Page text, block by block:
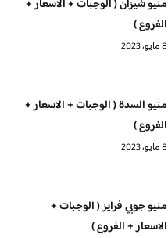
منيو شيزان ( الوجبات + الاسعار +
الفروع )
8 مايو، 2023
منيو السدة ( الوجبات + الاسعار +
الفروع )
8 مايو، 2023
منيو جوبي فرايز ( الوجبات +
الاسعار + الفروع )